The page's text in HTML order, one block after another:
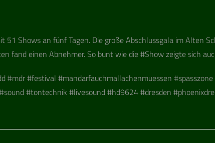
51 Shows an fünf Tagen. Die große Abschluss­gala im Alten
fand einen Abneh­mer. So bunt wie die #Show zeigte sich
#mdr #fes­ti­val #man­dar­fauch­mal­la­chen­mues­sen
#ton­tech­nik #live­sound #hd9624 #dres­den